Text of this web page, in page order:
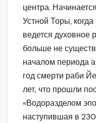
центра.
Устной Торы, когда
ведется духовное
больше не
началом периода
год смерти раби
лет, что прошли
«Водоразделом
наступившая в